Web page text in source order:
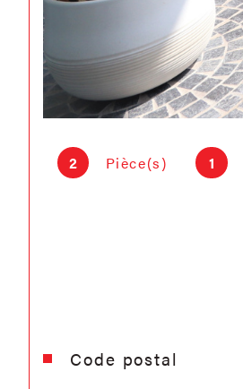
2 Pièce(s) 1
Caractéristiques Valeurs
Code postal